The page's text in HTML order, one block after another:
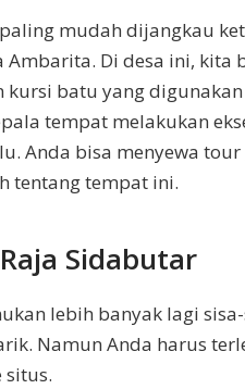
mudah dijangkau
Ambarita. Di desa ini,
kursi batu yang
tempat melakukan
Anda bisa menyewa
tentang tempat ini.
Sidabutar
lebih banyak lagi
Namun Anda harus
situs.